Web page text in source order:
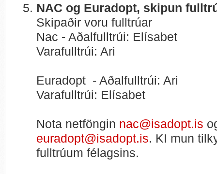
NAC og Euradopt, skipun
Skipaðir voru fulltrúar
Nac - Aðalfulltrúi: Elísabet
Varafulltrúi: Ari
Euradopt - Aðalfulltrúi: Ari
Varafulltrúi: Elísabet
Nota netföngin nac@isadopt.is
euradopt@isadopt.is. KI mun
fulltrúum félagsins.